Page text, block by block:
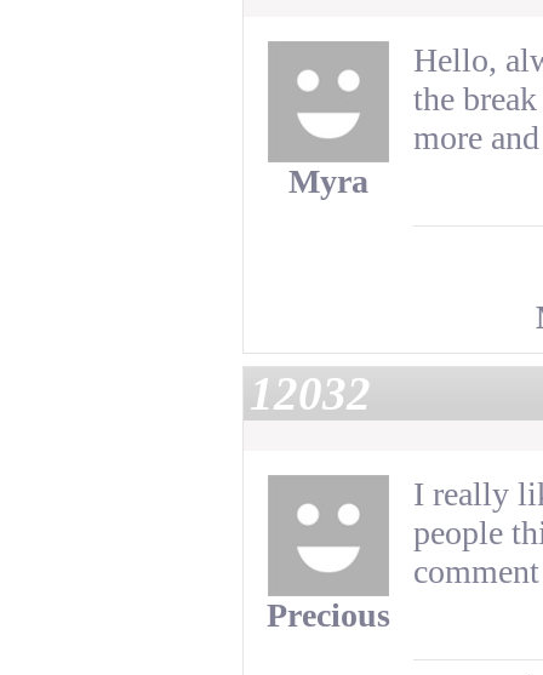
Myra
Hello,
the
more
12032
Precious
I really
people